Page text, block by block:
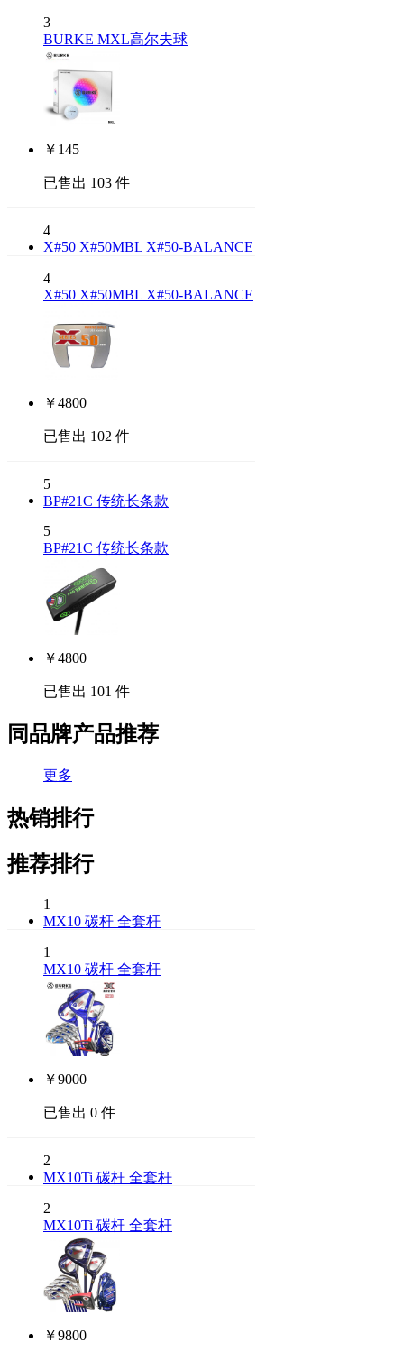
3
BURKE MXL高尔夫球
￥ 145
已售出 103 件
4
X#50 X#50MBL X#50-BALANCE
4
X#50 X#50MBL X#50-BALANCE
￥4800
已售出 102 件
5
BP#21C 传统长条款
5
BP#21C 传统长条款
￥4800
已售出 101 件
同品牌产品推荐
更多
热销排行
推荐排行
1
MX10 碳杆 全套杆
1
MX10 碳杆 全套杆
￥9000
已售出 0 件
2
MX10Ti 碳杆 全套杆
2
MX10Ti 碳杆 全套杆
￥9800